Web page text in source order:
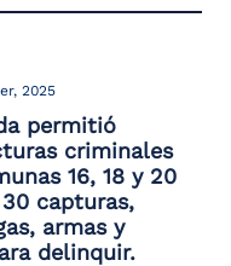
2025
permitió
criminales
16, 18 y 20
capturas,
armas y
delinquir.